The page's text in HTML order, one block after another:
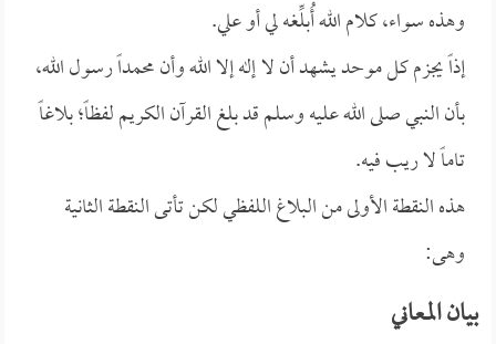
وهذه سواء، كلام الله أُبلِّغه لي أو علي.
إذاً يجزم كل موحد يشهد أن لا إله إلا الله وأن محمداً رسول الله،
بأن النبي صلى الله عليه وسلم قد بلغ القرآن الكريم لفظاً؛ بلاغاً
تاماً لا ريب فيه.
هذه النقطة الأولى من البلاغ اللفظي لكن تأتى النقطة الثانية
وهى:
بيان المعاني